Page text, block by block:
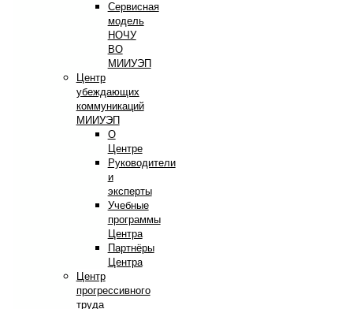
Сервисная
модель
НОЧУ
ВО
МИИУЭП
Центр
убеждающих
коммуникаций
МИИУЭП
О
Центре
Руководители
и
эксперты
Учебные
программы
Центра
Партнёры
Центра
Центр
прогрессивного
труда